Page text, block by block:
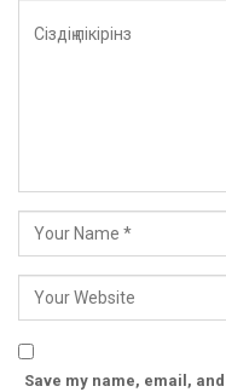
Save my name, email,